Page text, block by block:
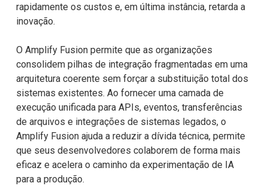
rapidamente os custos e, em última instância, retarda a
inovação.
O Amplify Fusion permite que as organizações
consolidem pilhas de integração fragmentadas em uma
arquitetura coerente sem forçar a substituição total dos
sistemas existentes. Ao fornecer uma camada de
execução unificada para APIs, eventos, transferências
de arquivos e integrações de sistemas legados, o
Amplify Fusion ajuda a reduzir a dívida técnica, permite
que seus desenvolvedores colaborem de forma mais
eficaz e acelera o caminho da experimentação de IA
para a produção.